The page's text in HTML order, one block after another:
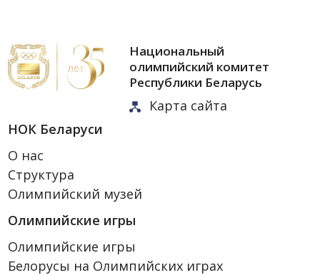
Национальный
олимпийский комитет
Республики Беларусь
Карта сайта
НОК Беларуси
О нас
Структура
Олимпийский музей
Олимпийские игры
Олимпийские игры
Белорусы на Олимпийских играх